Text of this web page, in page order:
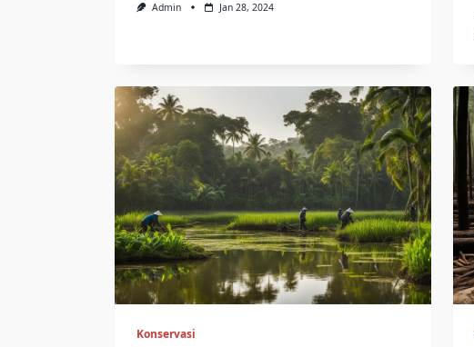
Admin Jan 28, 2024
Konservasi